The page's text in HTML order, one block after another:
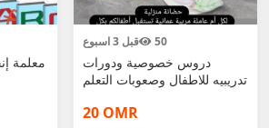
معلمة
قبل 3 اسبوع 50
دروس خصوصية ودورات
تدريبيه للاطفال وصعوبات التعلم
20 OMR